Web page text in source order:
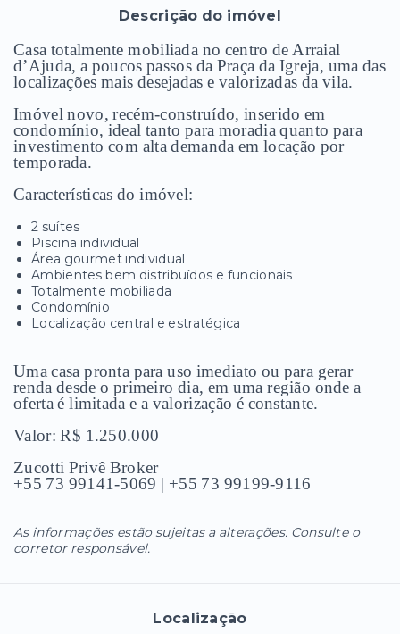
Descrição do imóvel
Casa totalmente mobiliada no centro deArraial
d’Ajuda, a poucos passos da Praça da Igreja, uma das
localizações mais desejadas e valorizadas da vila.
Imóvel novo, recém-construído, inserido em
condomínio, ideal tanto para moradia quanto para
investimento com alta demanda em locação por
temporada.
Características do imóvel:
2 suítes
Piscina individual
Área gourmet individual
Ambientes bem distribuídos e funcionais
Totalmente mobiliada
Condomínio
Localização central e estratégica
Uma casa pronta para uso imediato ou para gerar
renda desde o primeiro dia, em uma região onde a
oferta é limitada e a valorização é constante.
Valor: R$ 1.250.000
Zucotti Privê Broker
+55 73 99141-5069 | +55 73 99199-9116
As informações estão sujeitas a alterações. Consulte o
corretor responsável.
Localização